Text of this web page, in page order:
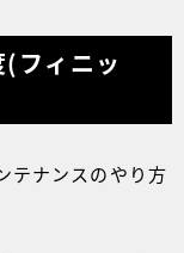
フィニッ
テナンスのやり方